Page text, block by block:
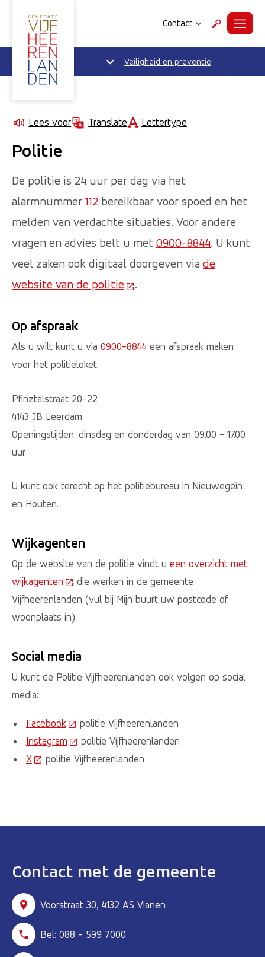
Contact ZoekenMenu
Veiligheid en preventie
Lees voor Translate Lettertype
Politie
De politie is 24 uur per dag via het
alarmnummer 112 bereikbaar voor spoed en het
melden van verdachte situaties. Voor andere
vragen en advies belt u met 0900-8844. U kunt
veel zaken ook digitaal doorgeven via de
website van de politie (Deze link gaat naar een
.
Op afspraak
Als u wilt kunt u via 0900-8844 een afspraak maken
voor het politieloket.
Pfinztalstraat 20-22
4143 JB Leerdam
Openingstijden: dinsdag en donderdag van 09.00 - 17.00
uur
U kunt ook terecht op het politiebureau in Nieuwegein
en Houten.
Wijkagenten
Op de website van de politie vindt u een overzicht met
wijkagenten (Deze link gaat naar een externe website)
die werken in de gemeente
Vijfheerenlanden (vul bij Mijn buurt uw postcode of
woonplaats in).
Social media
U kunt de Politie Vijfheerenlanden ook volgen op social
media:
Facebook(Deze link gaat naar een externe website)
politie Vijfheerenlanden
Instagram (Deze link gaat naar een externe website)
politie Vijfheerenlanden
X(Deze link gaat naar een externe website)
politie Vijfheerenlanden
Contact met de gemeente
Voorstraat 30, 4132 AS Vianen
Bel: 088 - 599 7000